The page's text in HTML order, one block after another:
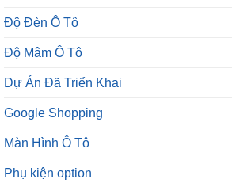
Độ Đèn Ô Tô
Độ Mâm Ô Tô
Dự Án Đã Triển Khai
Google Shopping
Màn Hình Ô Tô
Phụ kiện option